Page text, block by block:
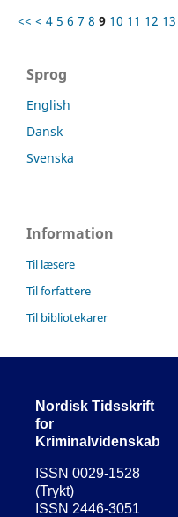
<< < 4 5 6 7 8 9 10 11 12 13
Sprog
English
Dansk
Svenska
Information
Til læsere
Til forfattere
Til bibliotekarer
Nordisk Tidsskrift
for
Kriminalvidenskab
ISSN 0029-1528
(Trykt)
ISSN 2446-3051